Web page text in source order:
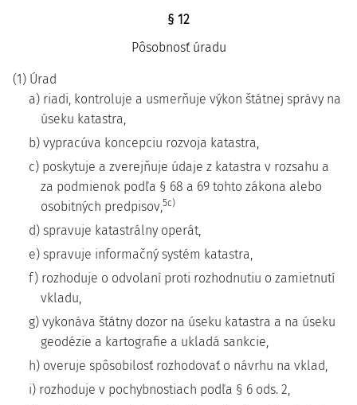
§ 12
Pôsobnosť úradu
(1) Úrad
a) riadi, kontroluje a usmerňuje výkon štátnej správy na
úseku katastra,
b) vypracúva koncepciu rozvoja katastra,
c) poskytuje a zverejňuje údaje z katastra v rozsahu a
za podmienok podľa § 68 a 69 tohto zákona alebo
osobitných predpisov,5c)
d) spravuje katastrálny operát,
e) spravuje informačný systém katastra,
f) rozhoduje o odvolaní proti rozhodnutiu o zamietnutí
vkladu,
g) vykonáva štátny dozor na úseku katastra a na úseku
geodézie a kartografie a ukladá sankcie,
h) overuje spôsobilosť rozhodovať o návrhu na vklad,
i) rozhoduje v pochybnostiach podľa § 6 ods. 2,